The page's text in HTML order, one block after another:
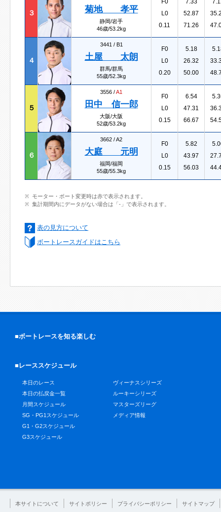
３ 菊地 孝平
静岡/岩手
46歳/53.2kg
F0
L0
0.11
7.33
52.87
71.26
４
3441 / B1
土屋 太朗
群馬/群馬
55歳/52.3kg
F0
L0
0.20
5.18
26.32
50.00
５
3556 /A1
田中 信一郎
大阪/大阪
52歳/53.2kg
F0
L0
0.15
6.54
47.31
66.67
６
3662 /A2
大庭 元明
福岡/福岡
55歳/55.3kg
F0
L0
0.15
5.82
43.97
56.03
モーター・ボート変更時は赤で表示されます。
集計期間内にデータがない場合は「-」で表示されます。
表の見方について
ボートレースガイドはこちら
■ボートレースを知る楽しむ
■レーススケジュール
本日のレース
本日の払戻金一覧
月間スケジュール
SG・PG1スケジュール
G1・G2スケジュール
G3スケジュール
ヴィーナスシリーズ
ルーキーシリーズ
マスターズリーグ
メディア情報
本サイトについて サイトポリシー プライバシーポリシー サイトマップ